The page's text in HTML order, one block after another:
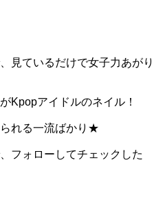
見ているだけで女子力あがり
Kpopアイドルのネイル！
れる一流ばかり★
フォローしてチェックした